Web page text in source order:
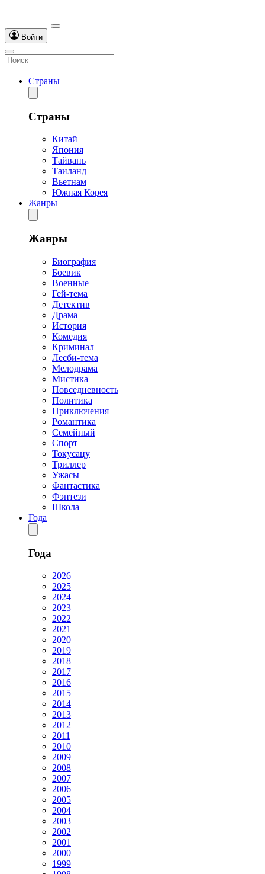
Войти
Страны
Страны
Китай
Япония
Тайвань
Таиланд
Вьетнам
Южная Корея
Жанры
Жанры
Биография
Боевик
Военные
Гей-тема
Детектив
Драма
История
Комедия
Криминал
Лесби-тема
Мелодрама
Мистика
Повседневность
Политика
Приключения
Романтика
Семейный
Спорт
Токусацу
Триллер
Ужасы
Фантастика
Фэнтези
Школа
Года
Года
2026
2025
2024
2023
2022
2021
2020
2019
2018
2017
2016
2015
2014
2013
2012
2011
2010
2009
2008
2007
2006
2005
2004
2003
2002
2001
2000
1999